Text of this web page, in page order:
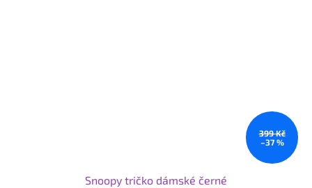
399 Kč
–37 %
Snoopy tričko dámské černé